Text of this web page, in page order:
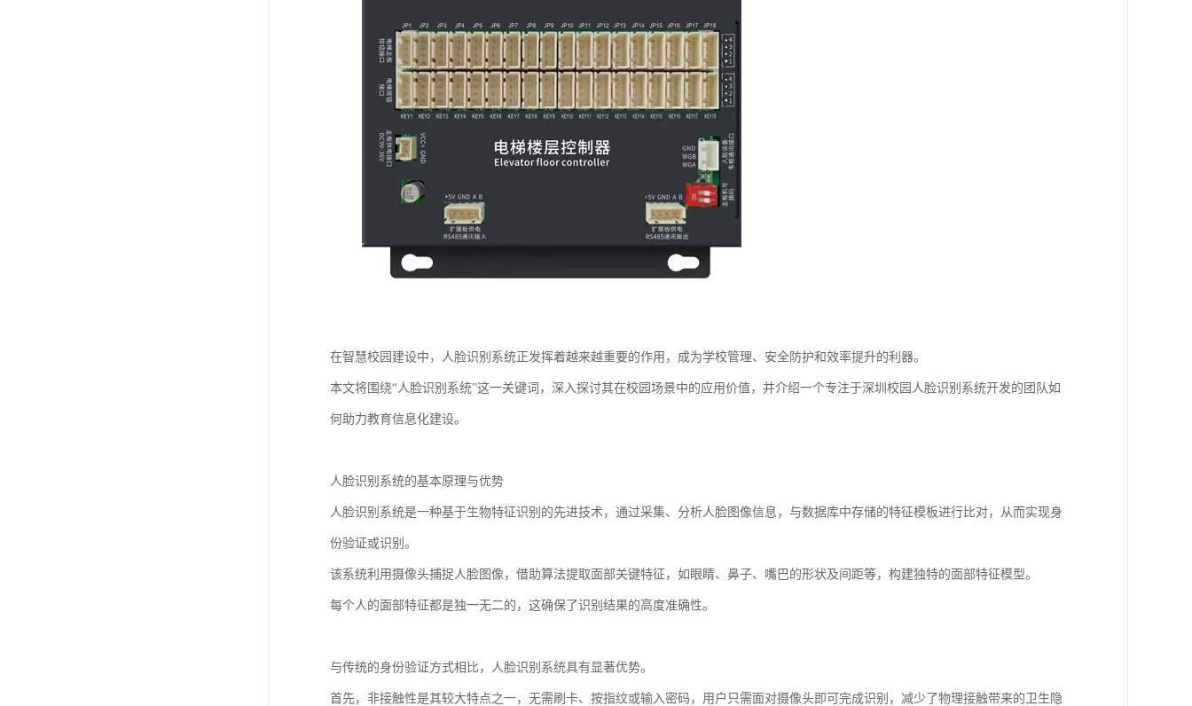
在智慧校园建设中，人脸识别系统正发挥着越来越重要的作用，成为学校管理、安全防护和效率提升的利器。
本文将围绕“人脸识别系统”这一关键词，深入探讨其在校园场景中的应用价值，并介绍一个专注于深圳校园人脸识别系统开发的团队如
何助力教育信息化建设。
人脸识别系统的基本原理与优势
人脸识别系统是一种基于生物特征识别的先进技术，通过采集、分析人脸图像信息，与数据库中存储的特征模板进行比对，从而实现身
份验证或识别。
该系统利用摄像头捕捉人脸图像，借助算法提取面部关键特征，如眼睛、鼻子、嘴巴的形状及间距等，构建独特的面部特征模型。
每个人的面部特征都是独一无二的，这确保了识别结果的高度准确性。
与传统的身份验证方式相比，人脸识别系统具有显著优势。
首先，非接触性是其较大特点之一，无需刷卡、按指纹或输入密码，用户只需面对摄像头即可完成识别，减少了物理接触带来的卫生隐